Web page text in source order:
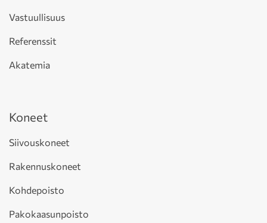
Vastuullisuus
Referenssit
Akatemia
Koneet
Siivouskoneet
Rakennuskoneet
Kohdepoisto
Pakokaasunpoisto